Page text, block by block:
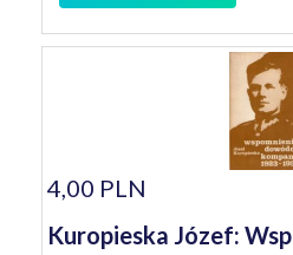
4,00 PLN
Kuropieska Józef: